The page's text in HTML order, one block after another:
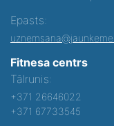
Epasts:
Fitnesa centrs
Tālrunis:
+371 26646022
+371 67733545